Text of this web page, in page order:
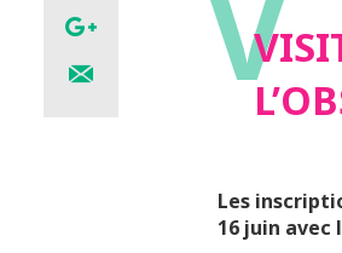
Les
16 juin avec